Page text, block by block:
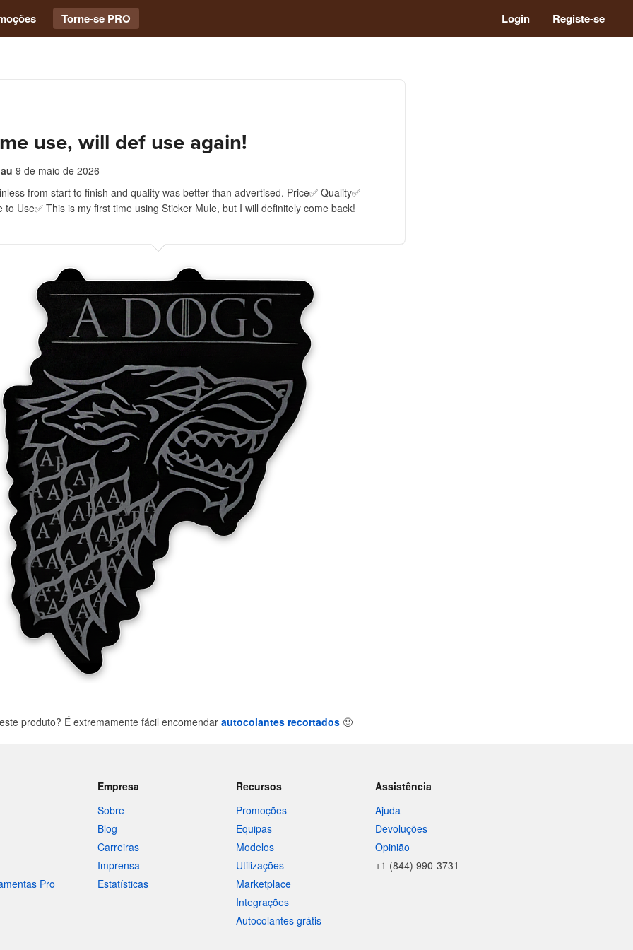
Torne-se PRO Login Registe-se
use, will def use again!
9 de maio de 2026
from start to finish and quality was better than advertised. Price✅ Quality✅
to Use✅ This is my first time using Sticker Mule, but I will definitely come back!
produto? É extremamente fácil encomendar autocolantes recortados 🙂
Pro
Empresa
Sobre
Blog
Carreiras
Imprensa
Estatísticas
Recursos
Promoções
Equipas
Modelos
Utilizações
Marketplace
Integrações
Autocolantes grátis
Assistência
Ajuda
Devoluções
Opinião
+1 (844) 990-3731